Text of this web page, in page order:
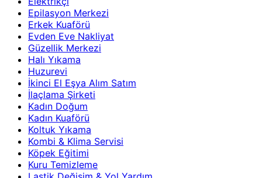
Epilasyon Merkezi
Erkek Kuaförü
Evden Eve Nakliyat
Güzellik Merkezi
Halı Yıkama
Huzurevi
İkinci El Eşya Alım Satım
İlaçlama Şirketi
Kadın Doğum
Kadın Kuaförü
Koltuk Yıkama
Kombi & Klima Servisi
Köpek Eğitimi
Kuru Temizleme